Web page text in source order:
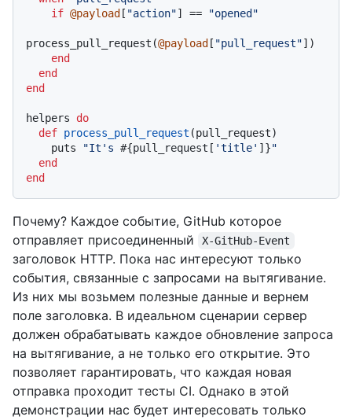
if @payload [ "action"] == "opened"
process_pull_request(@payload [ "pull_request"])
end
end
end
helpers do
def process_pull_request (pull_request)
    puts
"It's #{pull_request[ 'title' ]}"
end
end
Почему? Каждое событие, GitHub которое
отправляет присоединенный
X-GitHub-Event
заголовок HTTP. Пока нас интересуют только
события, связанные с запросами на вытягивание.
Из них мы возьмем полезные данные и вернем
поле заголовка. В идеальном сценарии сервер
должен обрабатывать каждое обновление запроса
на вытягивание, а не только его открытие. Это
позволяет гарантировать, что каждая новая
отправка проходит тесты CI. Однако в этой
демонстрации нас будет интересовать только